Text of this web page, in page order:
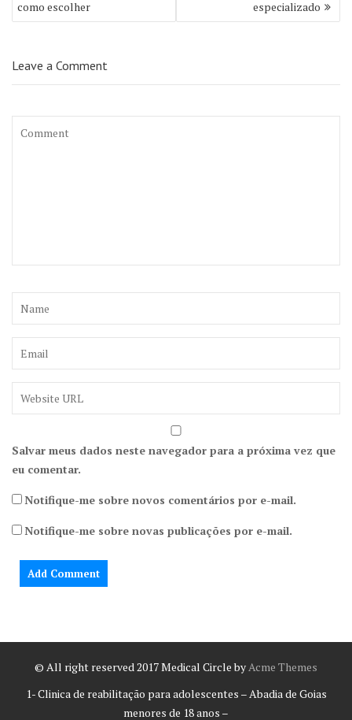
como escolher especializado
Leave a Comment
Salvar meus dados neste navegador para a próxima vez que
eu comentar.
Notifique-me sobre novos comentários por e-mail.
Notifique-me sobre novas publicações por e-mail.
© All right reserved 2017Medical Circle byAcme Themes
1- Clinica de reabilitação para adolescentes – Abadia de Goias
menores de 18 anos –